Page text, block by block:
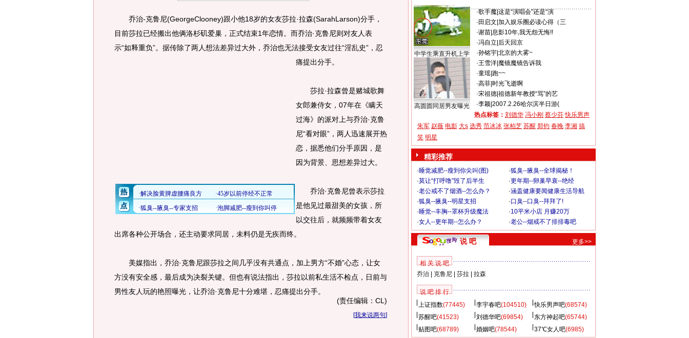
乔治-克鲁尼(GeorgeClooney)跟小他18岁的女友莎拉·拉森(SarahLarson)分手，
目前莎拉已经搬出他俩洛杉矶爱巢，正式结束1年恋情。而乔治·克鲁尼则对友人表
示“如释重负”。据传除了两人想法差异过大外，乔治也无法接受女友过往“淫乱史”，忍
痛提出分手。
莎拉·拉森曾是赌城歌舞
女郎兼侍女，07年在《瞒天
过海》的派对上与乔治·克鲁
尼“看对眼”，两人迅速展开热
恋，据悉他们分手原因，是
因为背景、思想差异过大。
乔治·克鲁尼曾表示莎拉
是他见过最甜美的女孩，所
以交往后，就频频带着女友
出席各种公开场合，还主动要求同居，未料仍是无疾而终。
美媒指出，乔治·克鲁尼跟莎拉之间几乎没有共通点，加上男方“不婚”心态，让女
方没有安全感，最后成为决裂关键。但也有说法指出，莎拉以前私生活不检点，日前与
男性友人玩的艳照曝光，让乔治·克鲁尼十分难堪，忍痛提出分手。
(责任编辑：CL)
[我来说两句]
中学生乘直升机上学
高圆圆同居男友曝光
·歌手魔| 这是“演唱会”还是“演
· 田启文 加入娱乐圈必读心得（三
·谢苗| 息影10年,我无怨无悔!!
·冯自立 后天回京
·孙铭宇| 北京的大雾~
·王雪洋| 魔镜魔镜告诉我
·童瑶| 跑~~
·高菲| 时光飞逝啊
·宋祖德| 祖德新年教授“骂”的艺
·李颖| 2007.2.26哈尔滨半日游(
热点标签： 刘德华 冯小刚 蔡少芬 快乐男声
朱军 赵薇 电影 大s 选秀 范冰冰 张柏芝 苏醒 郑钧 春晚 李湘 搞
笑 明星
精彩推荐
·睡觉减肥--瘦到你尖叫(图) ·狐臭--腋臭--全球揭秘！
·莫让“打呼噜”毁了后半生 ·更年期--卵巢早衰--绝经
·老公戒不了烟酒--怎么办？ ·涵盖健康要闻健康生活导航
·狐臭--腋臭--明星支招 ·口臭--口臭--拜拜了!
·睡觉--丰胸--罩杯升级魔法 ·10平米小店 月赚20万
·女人--更年期--怎么办？ ·老公--烟戒不了排排毒吧
说 吧 更多>>
相 关 说 吧
乔治| 克鲁尼| 莎拉| 拉森
说 吧 排 行
上证指数(77445) 李宇春吧(104510) 快乐男声吧(68574)
苏醒吧(41523) 刘德华吧(69854) 东方神起吧(65744)
贴图吧(68789) 婚姻吧(78544) 37℃女人吧(6985)